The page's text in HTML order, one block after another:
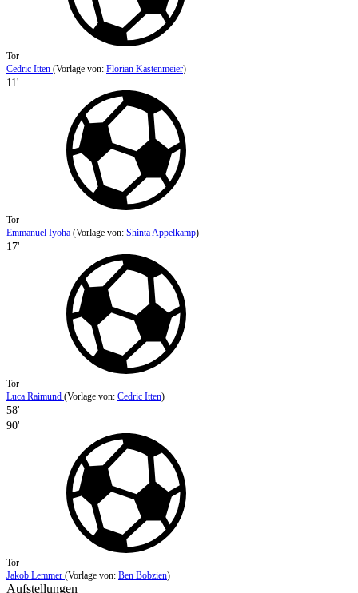
Tor
Cedric Itten (Vorlage von: Florian Kastenmeier)
11'
Tor
Emmanuel Iyoha (Vorlage von: Shinta Appelkamp)
17'
Tor
Luca Raimund (Vorlage von: Cedric Itten)
58'
90'
Tor
Jakob Lemmer (Vorlage von: Ben Bobzien)
Aufstellungen